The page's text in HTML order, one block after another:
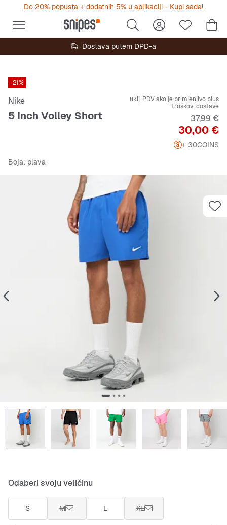
Do 20% popusta + dodatnih 5% u aplikaciji - Kupi sada!
Dostava putem DPD-a
-21%
Nike
5 Inch Volley Short
uklj. PDV ako je primjenjivo plus
troškovi dostave
Cijena
30,00 €
37,99 €
+ 30COINS
Boja: plava
Odaberi svoju veličinu
S M L XL